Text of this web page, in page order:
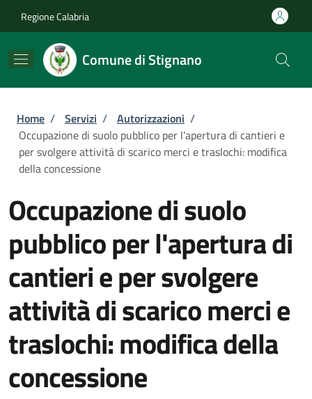
Regione Calabria
Comune di Stignano
Briciole di pane
Home / Servizi / Autorizzazioni /
Occupazione di suolo pubblico per l'apertura di cantieri e
per svolgere attività di scarico merci e traslochi: modifica
della concessione
Occupazione di suolo
pubblico per l'apertura di
cantieri e per svolgere
attività di scarico merci e
traslochi: modifica della
concessione